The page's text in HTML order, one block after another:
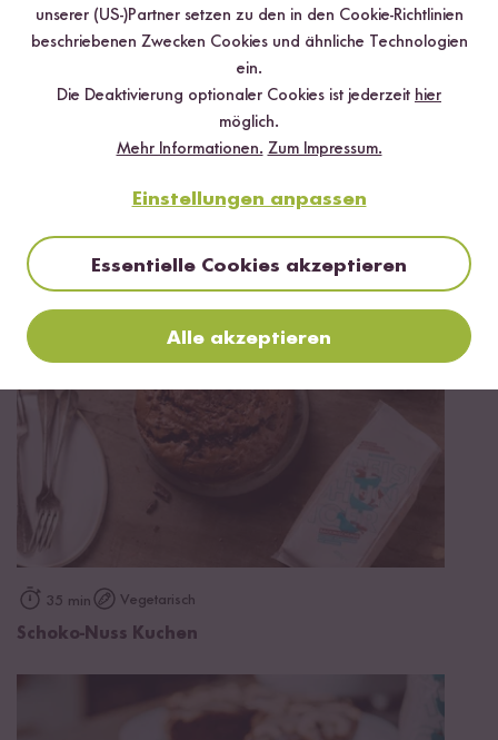
Vegetarisch
Schoko Joghurt Törtchen
35 min Vegetarisch
Schoko-Nuss Kuchen
unserer (US-)Partner setzen zu den in den Cookie-Richtlinien
beschriebenen Zwecken Cookies und ähnliche Technologien
ein.
Die Deaktivierung optionaler Cookies ist jederzeit hier
möglich.
Mehr Informationen. Zum Impressum.
Einstellungen anpassen
Essentielle Cookies akzeptieren
Alle akzeptieren